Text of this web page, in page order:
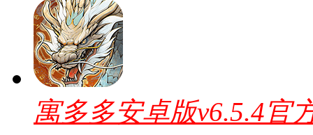
寓多多安卓版v6.5.4官